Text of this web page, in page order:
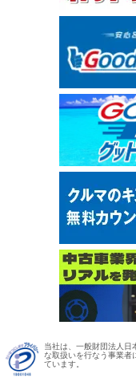
当社は、一般財団法人日
な取扱いを行なう事業者
ています。